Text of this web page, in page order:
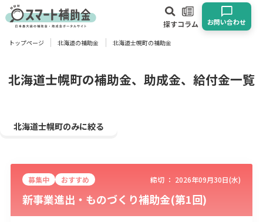
探すコラム お問い合わせ
対象
トップページ 北海道の補助金 北海道士幌町の補助金
北海道士幌町の補助金、助成金、給付金一覧
北海道士幌町のみに絞る
募集中 おすすめ 締切 ： 2026年09月30日(水)
新事業進出・ものづくり補助金(第1回)